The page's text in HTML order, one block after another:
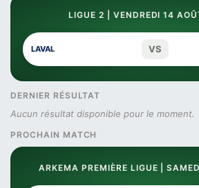
LIGUE 2 | VENDREDI 14
LAVAL VS
DERNIER RÉSULTAT
Aucun résultat disponible pour le moment.
PROCHAIN MATCH
ARKEMA PREMIÈRE LIGUE |